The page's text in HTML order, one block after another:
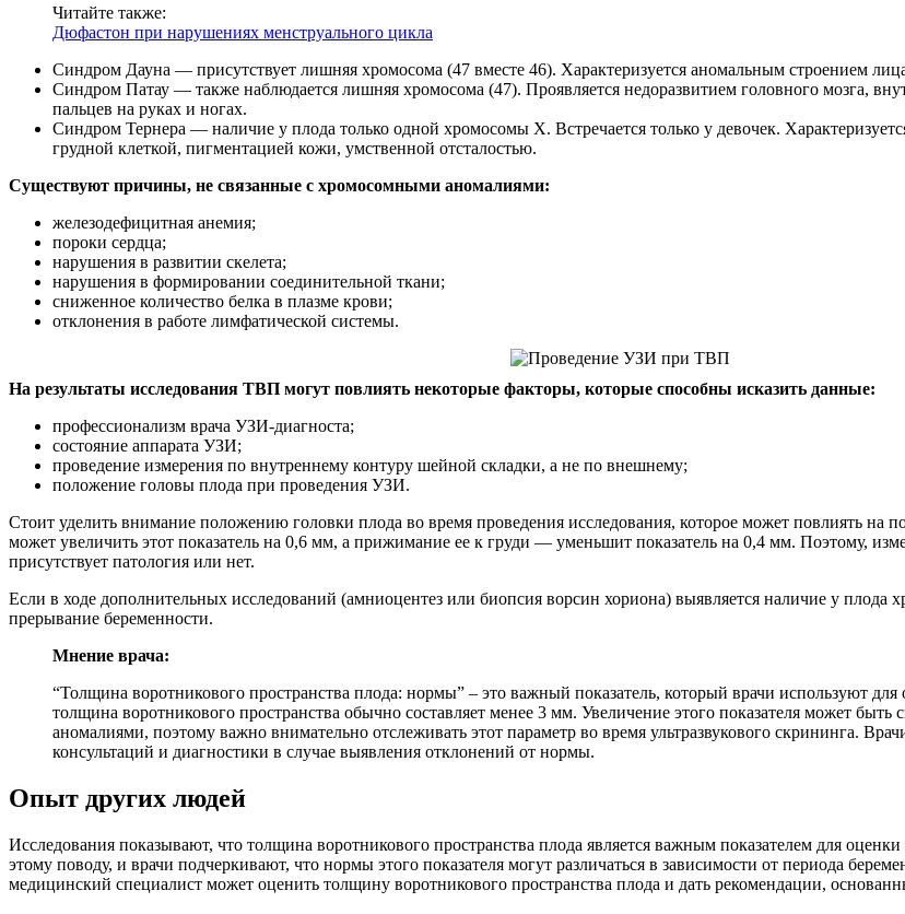
Читайте также:
Дюфастон при нарушениях менструального цикла
Синдром Дауна — присутствует лишняя хромосома (47 вместе 46). Характеризуется аномальным строением
Синдром Патау — также наблюдается лишняя хромосома (47). Проявляется недоразвитием головного мозга,
пальцев на руках и ногах.
Синдром Тернера — наличие у плода только одной хромосомы Х. Встречается только у девочек.
грудной клеткой, пигментацией кожи, умственной отсталостью.
Существуют причины, не связанные с хромосомными аномалиями:
железодефицитная анемия;
пороки сердца;
нарушения в развитии скелета;
нарушения в формировании соединительной ткани;
сниженное количество белка в плазме крови;
отклонения в работе лимфатической системы.
На результаты исследования ТВП могут повлиять некоторые факторы, которые способны исказить данные:
профессионализм врача УЗИ-диагноста;
состояние аппарата УЗИ;
проведение измерения по внутреннему контуру шейной складки, а не по внешнему;
положение головы плода при проведения УЗИ.
Стоит уделить внимание положению головки плода во время проведения исследования, которое может повлиять на
может увеличить этот показатель на 0,6 мм, а прижимание ее к груди — уменьшит показатель на 0,4 мм. Поэтому,
присутствует патология или нет.
Если в ходе дополнительных исследований (амниоцентез или биопсия ворсин хориона) выявляется наличие у
прерывание беременности.
Мнение врача:
“Толщина воротникового пространства плода: нормы” – это важный показатель, который врачи используют
толщина воротникового пространства обычно составляет менее 3 мм. Увеличение этого показателя может
аномалиями, поэтому важно внимательно отслеживать этот параметр во время ультразвукового скрининга.
консультаций и диагностики в случае выявления отклонений от нормы.
Опыт других людей
Исследования показывают, что толщина воротникового пространства плода является важным показателем для
этому поводу, и врачи подчеркивают, что нормы этого показателя могут различаться в зависимости от периода
медицинский специалист может оценить толщину воротникового пространства плода и дать рекомендации,